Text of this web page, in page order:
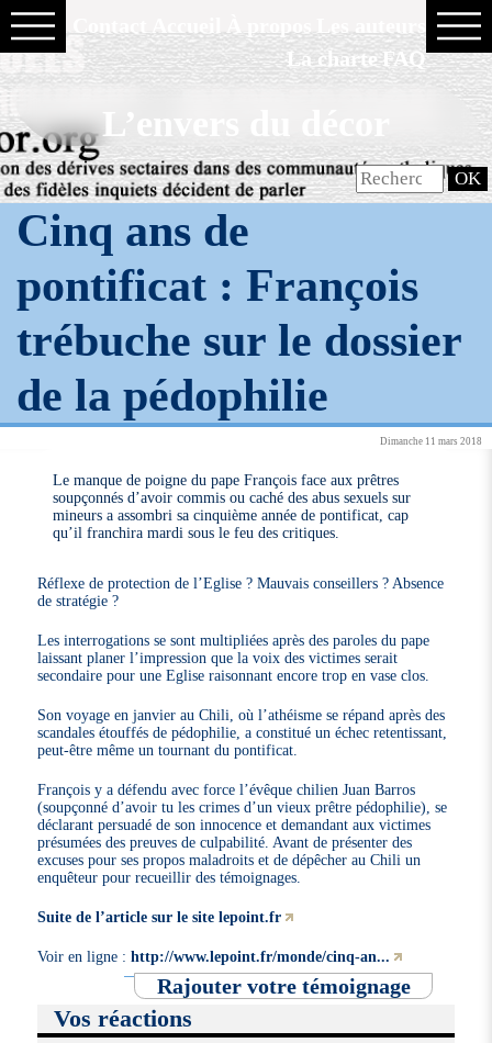
La charte FAQ
L’envers du décor
Cinq ans de
pontificat : François
trébuche sur le dossier
de la pédophilie
Dimanche 11 mars 2018
Le manque de poigne du pape François face aux prêtres
soupçonnés d’avoir commis ou caché des abus sexuels sur
mineurs a assombri sa cinquième année de pontificat, cap
qu’il franchira mardi sous le feu des critiques.
Réflexe de protection de l’Eglise ? Mauvais conseillers ? Absence
de stratégie ?
Les interrogations se sont multipliées après des paroles du pape
laissant planer l’impression que la voix des victimes serait
secondaire pour une Eglise raisonnant encore trop en vase clos.
Son voyage en janvier au Chili, où l’athéisme se répand après des
scandales étouffés de pédophilie, a constitué un échec retentissant,
peut-être même un tournant du pontificat.
François y a défendu avec force l’évêque chilien Juan Barros
(soupçonné d’avoir tu les crimes d’un vieux prêtre pédophilie), se
déclarant persuadé de son innocence et demandant aux victimes
présumées des preuves de culpabilité. Avant de présenter des
excuses pour ses propos maladroits et de dépêcher au Chili un
enquêteur pour recueillir des témoignages.
Suite de l’article sur le site lepoint.fr
Voir en ligne :http://www.lepoint.fr/monde/cinq-an...
Rajouter votre témoignage
Vos réactions